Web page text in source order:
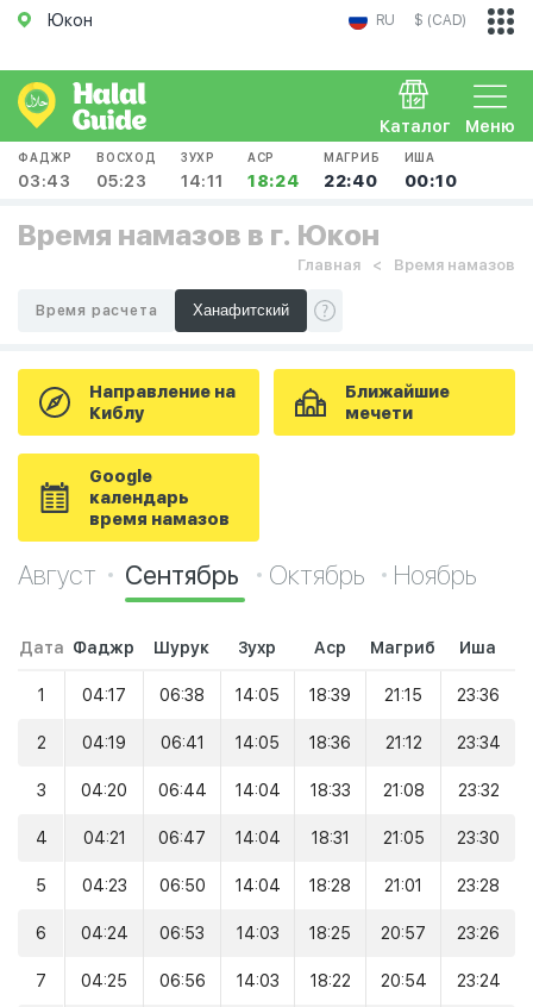
Юкон RU $ (CAD)
Меню
Каталог
ФАДЖР
03:43
ВОСХОД
05:23
ЗУХР
14:11
АСР
18:24
МАГРИБ
22:40
ИША
00:10
Время намазов в г. Юкон
Главная Время намазов
Время расчета
Направление на
Киблу
Ближайшие
мечети
Google
календарь
время намазов
Август Сентябрь Октябрь Ноябрь
Дата Фаджр Шурук Зухр Аср Магриб Иша
1 04:17 06:38 14:05 18:39 21:15 23:36
2 04:19 06:41 14:05 18:36 21:12 23:34
3 04:20 06:44 14:04 18:33 21:08 23:32
4 04:21 06:47 14:04 18:31 21:05 23:30
5 04:23 06:50 14:04 18:28 21:01 23:28
6 04:24 06:53 14:03 18:25 20:57 23:26
7 04:25 06:56 14:03 18:22 20:54 23:24